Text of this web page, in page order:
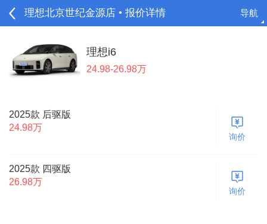
理想北京世纪金源店 • 报价详情 导航
理想i6
24.98-26.98万
2025款 后驱版
24.98万
询价
2025款 四驱版
26.98万
询价